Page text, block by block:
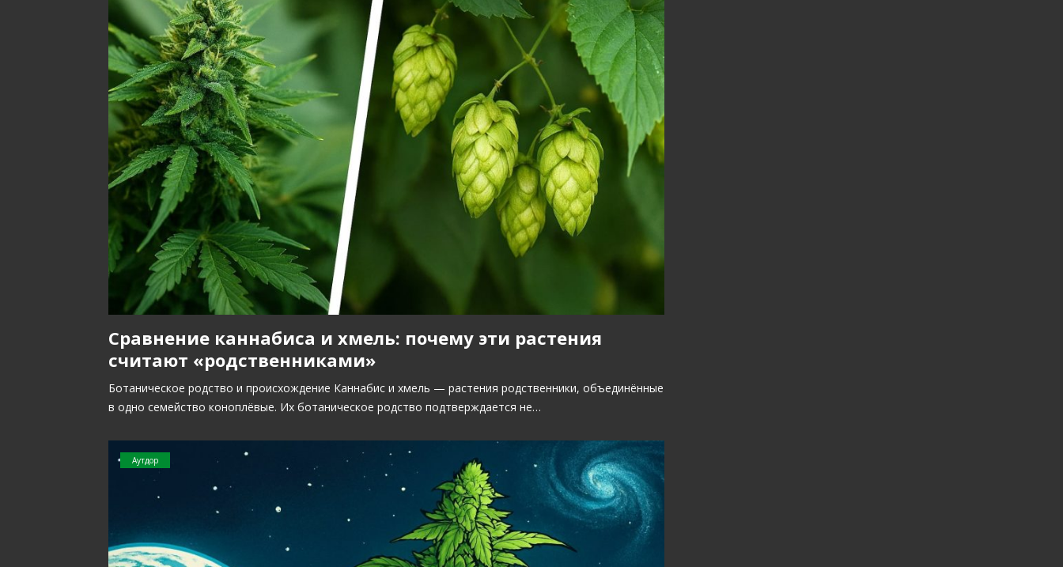
Сравнение каннабиса и хмель: почему эти растения
считают «родственниками»
Ботаническое родство и происхождение Каннабис и хмель — растения родственники, объединённые
в одно семейство коноплёвые. Их ботаническое родство подтверждается не…
Аутдор